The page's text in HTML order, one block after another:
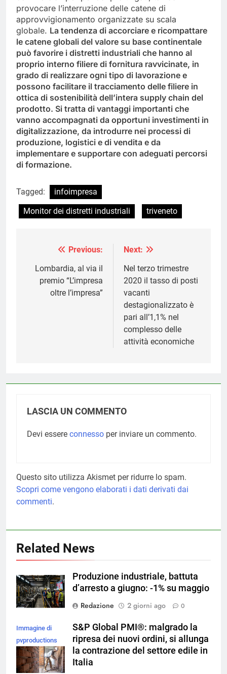
provocare l’interruzione delle catene di
approvvigionamento organizzate su scala
globale. La tendenza di accorciare e ricompattare
le catene globali del valore su base continentale
può favorire i distretti industriali che hanno al
proprio interno filiere di fornitura ravvicinate, in
grado di realizzare ogni tipo di lavorazione e
possono facilitare il tracciamento delle filiere in
ottica di sostenibilità dell’intera supply chain del
prodotto. Si tratta di vantaggi importanti che
vanno accompagnati da opportuni investimenti in
digitalizzazione, da introdurre nei processi di
produzione, logistici e di vendita e da
implementare e supportare con adeguati percorsi
di formazione.
Tagged:
infoimpresa
Monitor dei distretti industriali
triveneto
Navigazione
articoli
Previous:
Lombardia, al via il
premio “L’impresa
oltre l’impresa”
Next:
Nel terzo trimestre
2020 il tasso di posti
vacanti
destagionalizzato è
pari all’1,1% nel
complesso delle
attività economiche
LASCIA UN COMMENTO
Devi essere connesso per inviare un commento.
Questo sito utilizza Akismet per ridurre lo spam.
Scopri come vengono elaborati i dati derivati dai
commenti.
Related News
Produzione industriale, battuta
d’arresto a giugno: -1% su maggio
Redazione
2 giorni ago 0
Immagine di
pvproductions
su Magnific
S&P Global PMI®: malgrado la
ripresa dei nuovi ordini, si allunga
la contrazione del settore edile in
Italia